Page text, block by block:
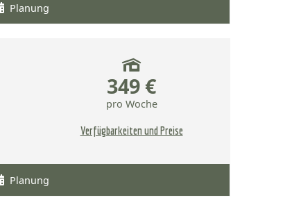
Planung
349 €
pro Woche
Verfügbarkeiten und Preise
Planung